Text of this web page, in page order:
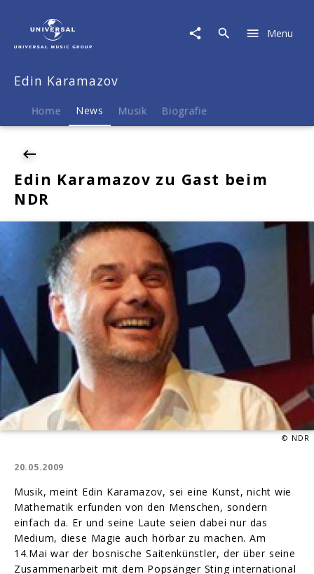
Karamazov
News
Edin
Gast
NDR
Menu
Edin Karamazov
Home News Musik Biografie
Edin Karamazov zu Gast beim
NDR
© NDR
20.05.2009
Musik, meint Edin Karamazov, sei eine Kunst, nicht wie
Mathematik erfunden von den Menschen, sondern
einfach da. Er und seine Laute seien dabei nur das
Medium, diese Magie auch hörbar zu machen. Am
14.Mai war der bosnische Saitenkünstler, der über seine
Zusammenarbeit mit dem Popsänger Sting international